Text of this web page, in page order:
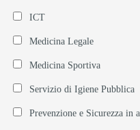
ICT
Medicina Legale
Medicina Sportiva
Servizio di Igiene Pubblica
Prevenzione e Sicurezza in